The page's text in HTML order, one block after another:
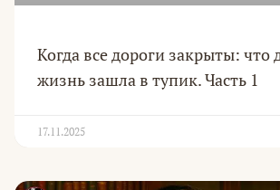
Когда все дороги закрыты: что
жизнь зашла в тупик. Часть 1
17.11.2025